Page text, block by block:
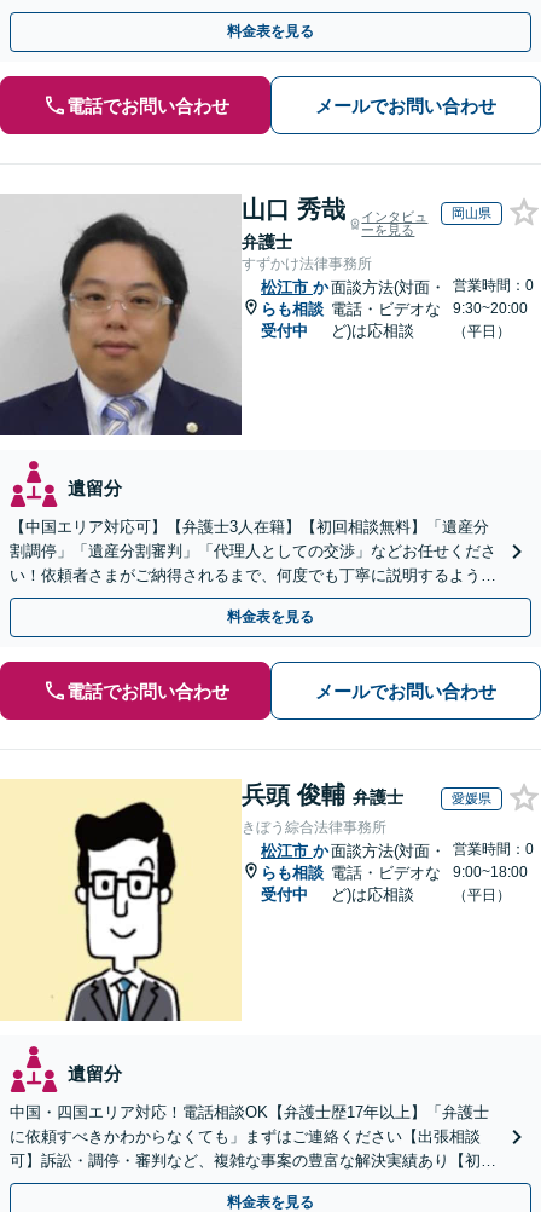
執行／事業承継など、お任せください」【休日相談あり】
料金表を見る
電話でお問い合わせ メールでお問い合わせ
山口 秀哉
弁護士
インタビュ
ーを見る
岡山県
すずかけ法律事務所
松江市 か
らも相談
受付中
面談方法(対面・
電話・ビデオな
ど)は応相談
営業時間：0
9:30~20:00
（平日）
遺留分
【中国エリア対応可】【弁護士3人在籍】【初回相談無料】「遺産分
割調停」「遺産分割審判」「代理人としての交渉」などお任せくださ
い！依頼者さまがご納得されるまで、何度でも丁寧に説明するよう心
掛けています【土日祝／夜間対応可】【当日／電話相談可】
料金表を見る
電話でお問い合わせ メールでお問い合わせ
兵頭 俊輔 弁護士 愛媛県
きぼう綜合法律事務所
松江市 か
らも相談
受付中
面談方法(対面・
電話・ビデオな
ど)は応相談
営業時間：0
9:00~18:00
（平日）
遺留分
中国・四国エリア対応！電話相談OK【弁護士歴17年以上】「弁護士
に依頼すべきかわからなくても」まずはご連絡ください【出張相談
可】訴訟・調停・審判など、複雑な事案の豊富な解決実績あり【初回
相談無料】初回面談のみで解決できるケースもあります
料金表を見る